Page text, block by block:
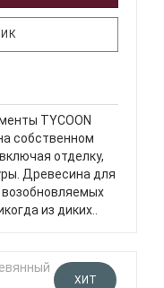
TYCOON
собственном
отделку,
Древесина для
возобновляемых
из диких..
ХИТ